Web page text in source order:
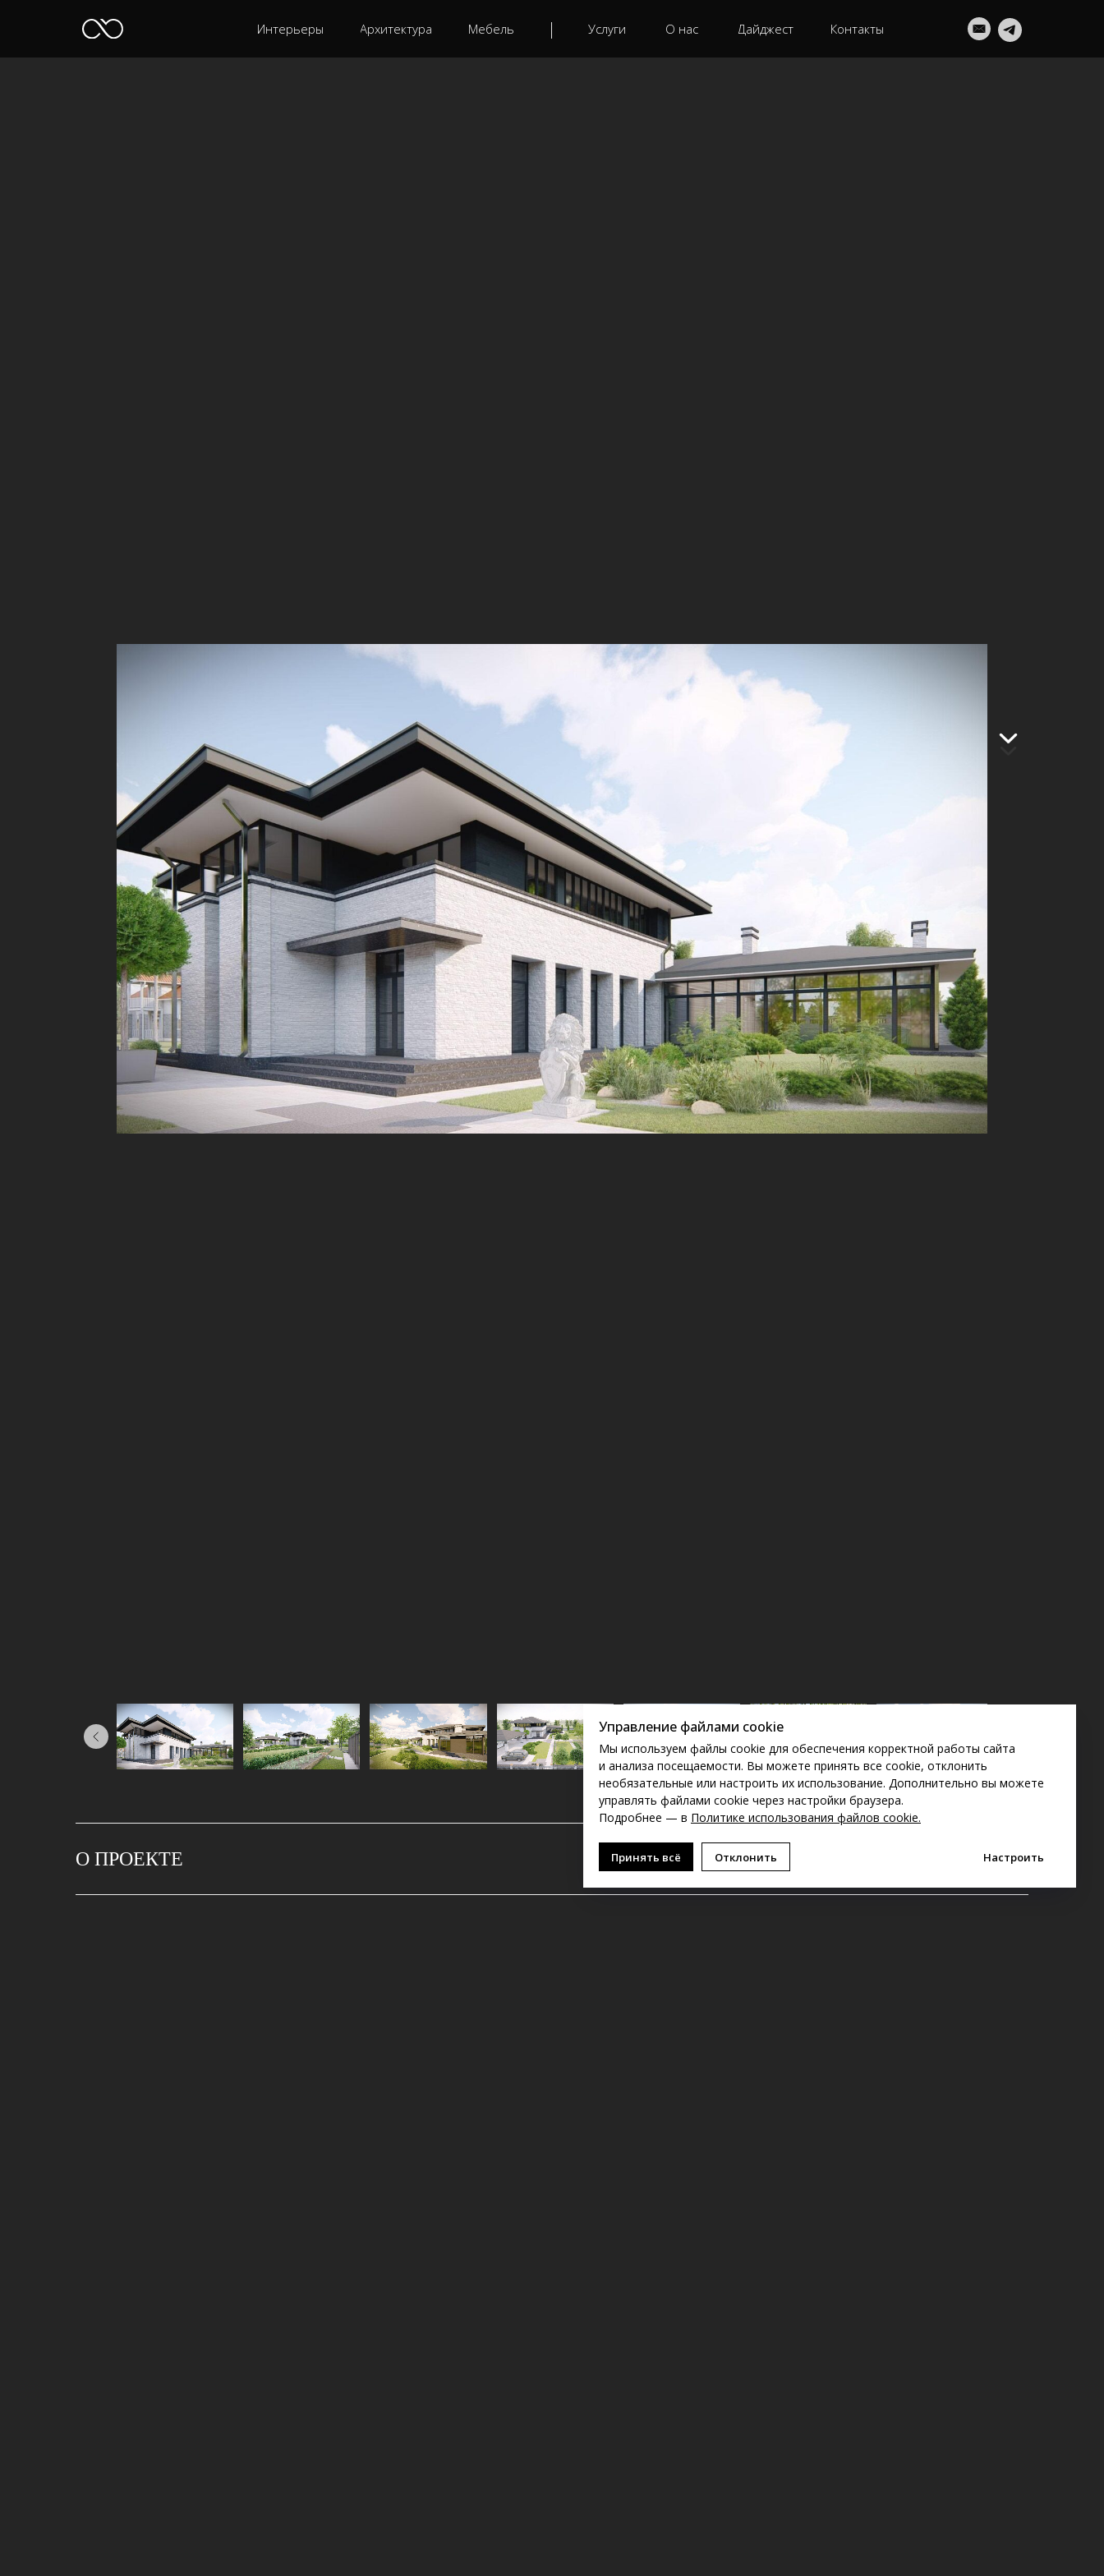
Контакты
Дайджест
О нас
Услуги
Мебель
Архитектура
Интерьеры
Управление файлами cookie
Мы используем файлы cookie для обеспечения корректной работы сайта
и анализа посещаемости. Вы можете принять все cookie, отклонить
необязательные или настроить их использование. Дополнительно вы можете
управлять файлами cookie через настройки браузера.
Подробнее — в Политике использования файлов cookie.
Принять всё Отклонить Настроить
О ПРОЕКТЕ